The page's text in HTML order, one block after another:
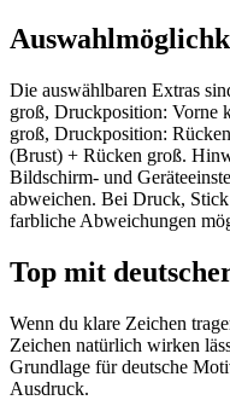
Die auswählbaren Extras
groß, Druckposition: Vorne
groß, Druckposition:
(Brust) + Rücken groß.
Bildschirm- und
abweichen. Bei Druck,
farbliche Abweichungen
Top mit
Wenn du klare Zeichen
Zeichen natürlich wirken
Grundlage für deutsche
Ausdruck.